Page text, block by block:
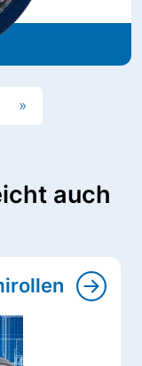
»
auch